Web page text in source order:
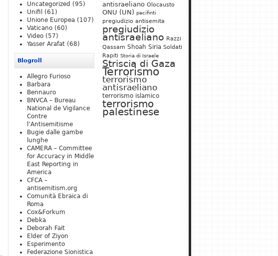
antisraeliano Olocausto
ONU (UN) pacifinti
pregiudizio antisemita
pregiudizio
antisraeliano Razzi
Qassam Shoah Siria Soldati
Rapiti Storia di Israele
Striscia di Gaza
Terrorismo
terrorismo
antisraeliano
terrorismo islamico
terrorismo
palestinese
Uncategorized (95)
Unifil
(61)
Unione Europea (107)
Vaticano (60)
Video (57)
Yasser Arafat (68)
Blogroll
Allegro Furioso
Barbara
Bennauro
BNVCA – Bureau
National de Vigilance
Contre
l’Antisemitisme
Bugie dalle gambe
lunghe
CAMERA – Committee
for Accuracy in Middle
East Reporting in
America
CFCA –
antisemitism.org
Comunità Ebraica di
Roma
Cox&Forkum
Debka
Deborah Fait
Elder of Ziyon
Esperimento
Federazione Sionistica